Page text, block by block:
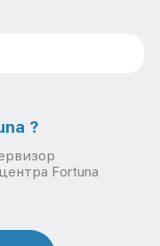
?
Fortuna